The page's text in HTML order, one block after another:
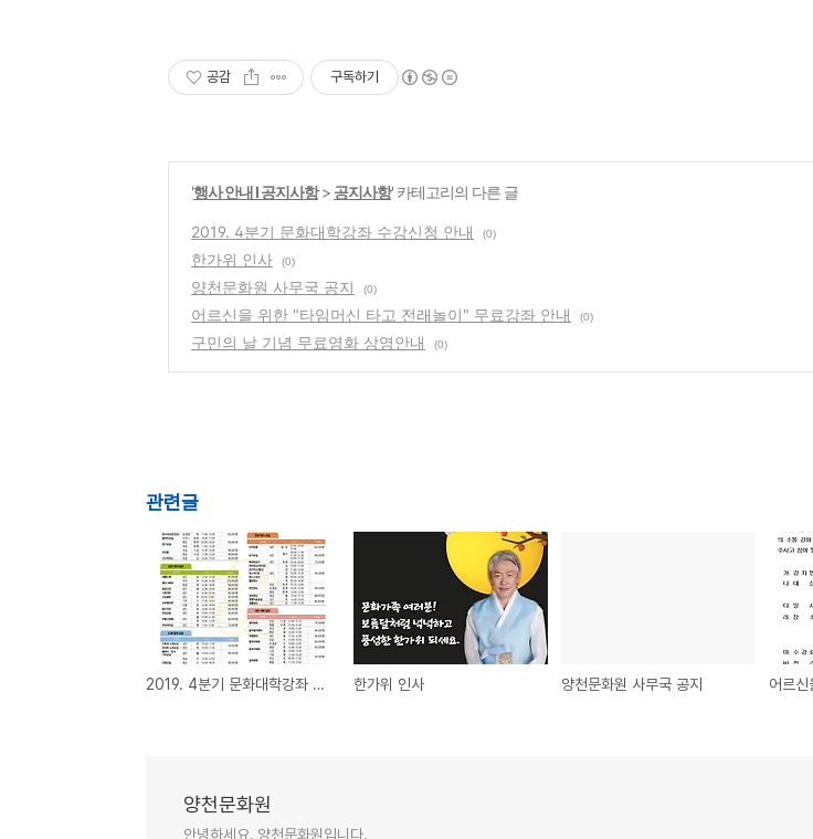
공감 구독하기
'행사 안내 Ι 공지사항> 공지사항' 카테고리의 다른 글
2019. 4분기 문화대학강좌 수강신청 안내 (0)
한가위 인사 (0)
양천문화원 사무국 공지 (0)
어르신을 위한 "타임머신 타고 전래놀이" 무료강좌 안내 (0)
구민의 날 기념 무료영화 상영안내 (0)
관련글
2019. 4분기 문화대학강좌 수강신청 안내 한가위 인사 양천문화원 사무국 공지
양천문화원
안녕하세요. 양천문화원입니다.